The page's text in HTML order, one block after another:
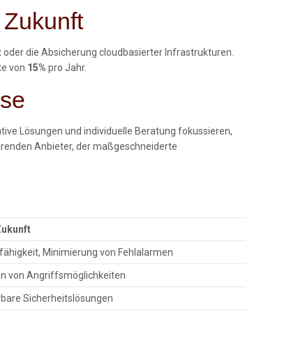
die Absicherung cloudbasierter Infrastrukturen.
von 15% pro Jahr.
Lösungen und individuelle Beratung fokussieren,
Anbieter, der maßgeschneiderte
Minimierung von Fehlalarmen
von Angriffsmöglichkeiten
Sicherheitslösungen